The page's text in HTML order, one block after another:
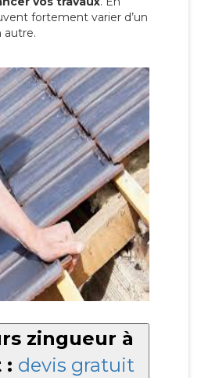
fortement varier d’un
autre.
zingueur à
: devis gratuit